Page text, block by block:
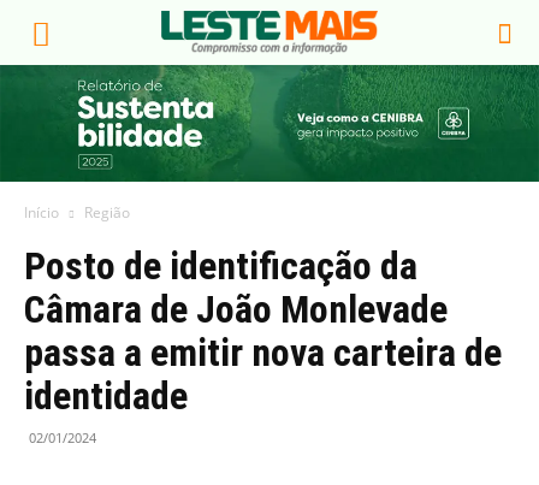
Início Região
Posto de identificação da
Câmara de João Monlevade
passa a emitir nova carteira de
identidade
02/01/2024